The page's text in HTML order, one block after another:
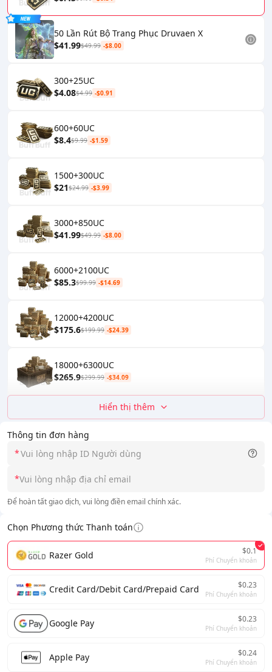
Thông tin đơn hàng
*
*
Để hoàn tất giao dịch, vui lòng điền email chính xác.
Chọn Phương thức Thanh toán
Razer Gold $0.1
Phí Chuyển khoản
Credit Card/Debit Card/Prepaid Card $0.23
Phí Chuyển khoản
Google Pay $0.23
Phí Chuyển khoản
Apple Pay $0.24
Phí Chuyển khoản
50 Lần Rút Bộ Trang Phục Druvaen X
$41.99$49.99 -$8.00
300+25UC
$4.08$4.99 -$0.91
600+60UC
$8.4$9.99 -$1.59
1500+300UC
$21$24.99 -$3.99
3000+850UC
$41.99$49.99 -$8.00
6000+2100UC
$85.3$99.99 -$14.69
12000+4200UC
$175.6$199.99 -$24.39
18000+6300UC
$265.9$299.99 -$34.09
Hiển thị thêm